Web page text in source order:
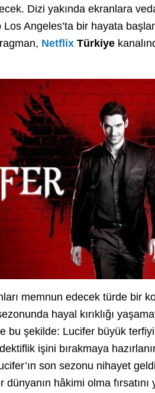
Dizi yakında ekranlara
Los Angeles’ta bir hayata
Netflix Türkiye
memnun edecek türde bir
hayal kırıklığı
bu şekilde: Lucifer büyük
işini bırakmaya
son sezonu nihayet
hâkimi olma fırsatını